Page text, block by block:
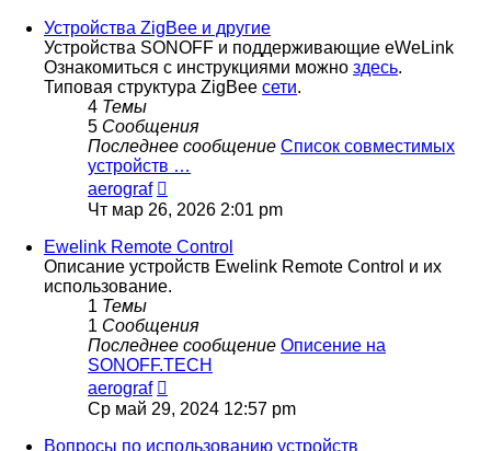
последнему
сообщению
Устройства ZigBee и другие
Устройства SONOFF и поддерживающие eWeLink
Ознакомиться с инструкциями можно здесь.
Типовая структура ZigBee сети.
4 Темы
5 Сообщения
Последнее сообщение Список совместимых
устройств …
aerograf
последнему
сообщению
Чт мар 26, 2026 2:01 pm
Ewelink Remote Control
Описание устройств Ewelink Remote Control и их
использование.
1 Темы
1 Сообщения
Последнее сообщение Описение на
SONOFF.TECH
aerograf
к
сообщению
Ср май 29, 2024 12:57 pm
Вопросы по использованию устройств